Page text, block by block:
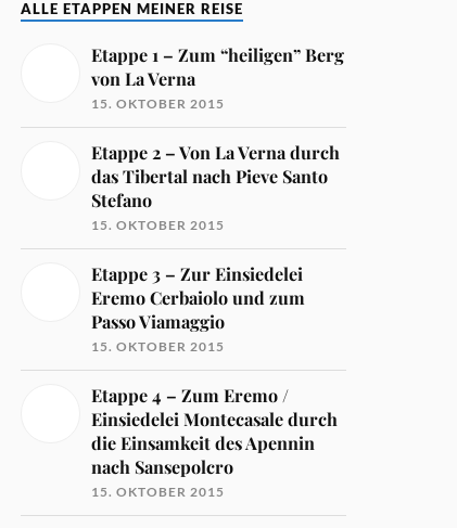
ALLE ETAPPEN MEINER REISE
Etappe 1 – Zum “heiligen” Berg
von La Verna
15. OKTOBER 2015
Etappe 2 – Von La Verna durch
das Tibertal nach Pieve Santo
Stefano
15. OKTOBER 2015
Etappe 3 – Zur Einsiedelei
Eremo Cerbaiolo und zum
Passo Viamaggio
15. OKTOBER 2015
Etappe 4 – Zum Eremo /
Einsiedelei Montecasale durch
die Einsamkeit des Apennin
nach Sansepolcro
15. OKTOBER 2015